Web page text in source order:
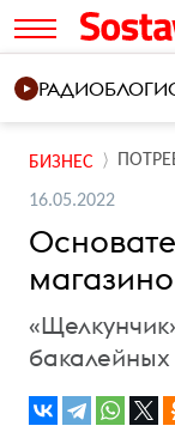
РАДИОБЛОГИ
БИЗНЕС
16.05.2022
бакалейных